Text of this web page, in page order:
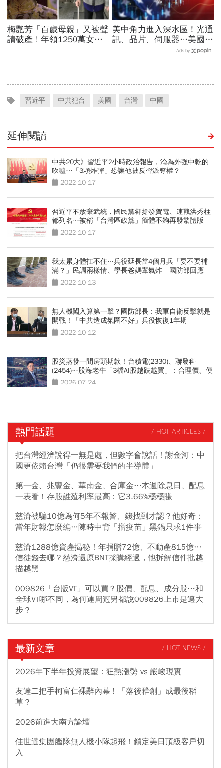
梅艷芳「百歲母親」又被聲
請破產！年領1250萬女兒
美中角力進入深水區！光通
訊、晶片、伺服器…美國制
裁加碼，謝金河示警台灣
Ads by
習近平 中共犯台 美國 台灣 中國
延伸閱讀
中共20大》習近平2小時政治報告，淪為外強中乾的
吹噓…「3顆炸彈」恐讓他被反習派奪權？
2022-10-17
習近平不放棄武統，國民黨卻搶發賀電、連戰洪秀柱
都列名…被稱「台灣區政黨」簡體不夠再發繁體版
2022-10-17
我太累身體扛不住…兵役延長當4個月兵「要不要補
滿？」民調兩樣情、學長爸媽輩氣炸 國防部回應
2022-10-13
無人機闖入算第一擊？國防部長：我軍自衛反擊就是
開戰！「中共造成氛圍不好」兵役恢復1年期
2022-10-12
股災蒸發一間房頭期款！台積電(2330)、聯發科
(2454)…股海老牛「3檔AI股越跌越買」：合理價、便
宜價曝光
2026-07-24
熱門話題 / HOT ARTICLES /
把台灣經濟說得一無是處，但數字會說話！謝金河：中
國更依賴台灣「仍很需要我們的半導體」
第一金、兆豐金、華南金、合庫金…本週除息日、配息
一表看！存股誰殖利率最高：它3.66%穩穩賺
慈濟被騙10億為何5年不報警、錢找到才認？他好奇：
當年財報怎麼編…陳時中背「擋疫苗」黑鍋只求1件事
慈濟1288億資產揭秘！年捐贈72億、不動產815億…
信徒錢去哪？慈濟還原BNT採購經過，他拆解信件批越
描越黑
009826「台版VT」可以買？股價、配息、成分股…和
全球VT哪不同，為何連周冠男都說009826上市是邁大
步？
最新文章 / HOT NEWS /
2026年下半年投資展望：狂熱漲勢 vs 嚴峻現實
友達二把手柯富仁裸辭內幕！「落後群創」成最後稻
草？
2026前進大南方論壇
佳世達集團艦隊無人機小隊起飛！鎖定美日頂級客戶切
入